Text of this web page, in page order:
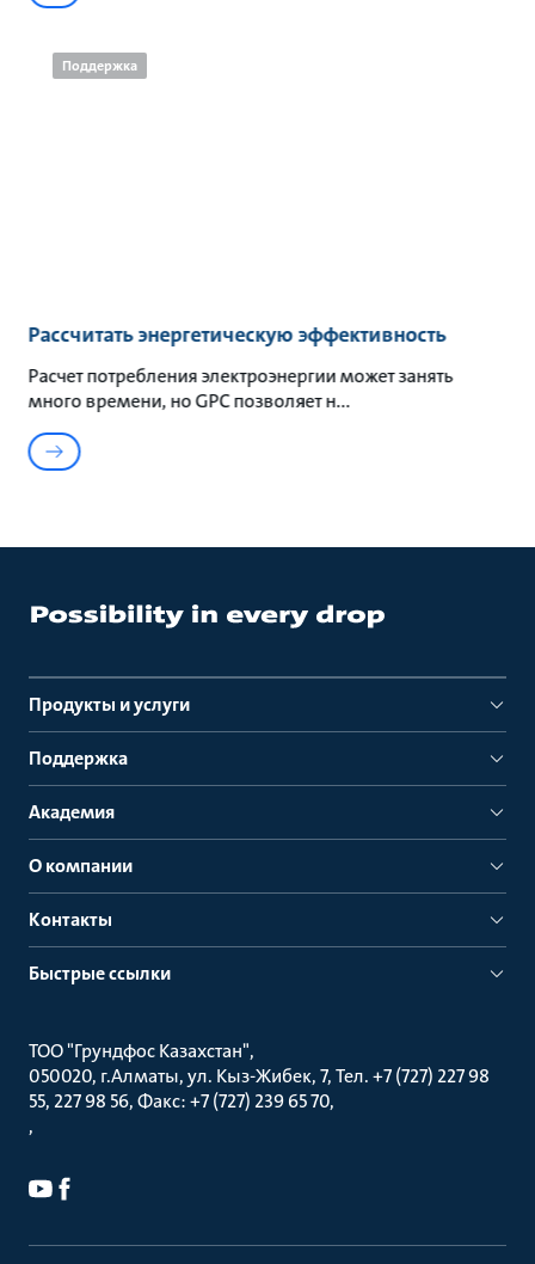
Поддержка
Рассчитать энергетическую эффективность
Расчет потребления электроэнергии может занять
много времени, но GPC позволяет н
Продукты и услуги
Поддержка
Академия
О компании
Контакты
Быстрые ссылки
ТОО "Грундфос Казахстан"
050020, г.Алматы, ул. Кыз-Жибек, 7, Тел. +7 (727) 227 98
55, 227 98 56, Факс: +7 (727) 239 65 70